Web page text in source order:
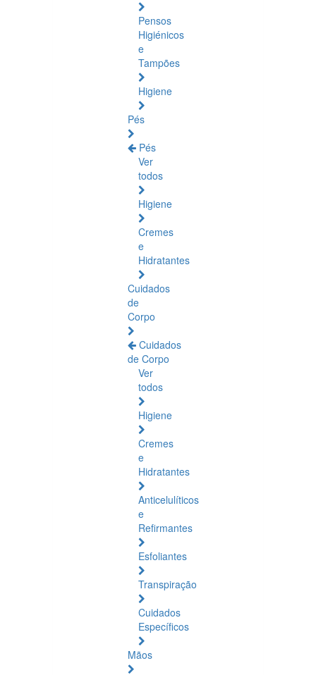
Pensos
Higiénicos
e
Tampões
Higiene
Pés
Pés
Ver
todos
Higiene
Cremes
e
Hidratantes
Cuidados
de
Corpo
Cuidados
de Corpo
Ver
todos
Higiene
Cremes
e
Hidratantes
Anticelulíticos
e
Refirmantes
Esfoliantes
Transpiração
Cuidados
Específicos
Mãos